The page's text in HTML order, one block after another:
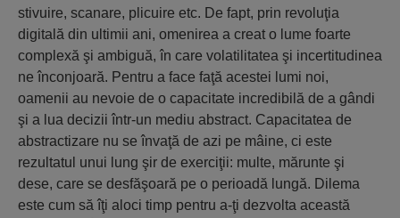
stivuire, scanare, plicuire etc. De fapt, prin revoluţia
digitală din ultimii ani, omenirea a creat o lume foarte
complexă şi ambiguă, în care volatilitatea şi incertitudinea
ne înconjoară. Pentru a face faţă acestei lumi noi,
oamenii au nevoie de o capacitate incredibilă de a gândi
şi a lua decizii într-un mediu abstract. Capacitatea de
abstractizare nu se învaţă de azi pe mâine, ci este
rezultatul unui lung şir de exerciţii: multe, mărunte şi
dese, care se desfăşoară pe o perioadă lungă. Dilema
este cum să îţi aloci timp pentru a-ţi dezvolta această